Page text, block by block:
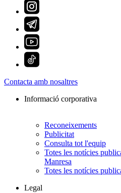
Contacta amb nosaltres
Informació corporativa
Reconeixements
Publicitat
Consulta tot l'equip
Totes les notícies
Manresa
Totes les notícies
Legal